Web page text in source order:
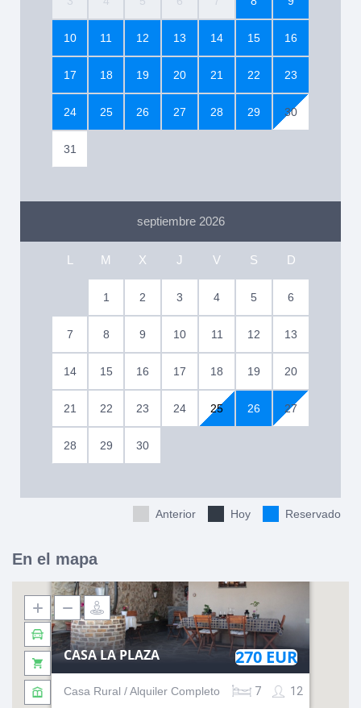
10 11 12 13 14 15 16
17 18 19 20 21 22 23
24 25 26 27 28 29 30
31
septiembre 2026
L M X J V S D
1 2 3 4 5 6
7 8 9 10 11 12 13
14 15 16 17 18 19 20
21 22 23 24 25 26 27
28 29 30
Anterior Hoy Reservado
En el mapa
CASA LA PLAZA
Casa Rural / Alquiler Completo 12
7
270 EUR